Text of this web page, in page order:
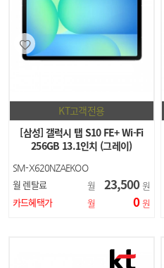
KT고객전용
[삼성] 갤럭시 탭 S10 FE+ Wi-Fi
256GB 13.1인치 (그레이)
SM-X620NZAEKOO
월 렌탈료 월 23,500 원
카드혜택가
월 0 원